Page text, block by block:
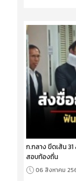
ก.กลาง ขีดเส้น
สอบท้องถิ่น
06 สิงหาคม